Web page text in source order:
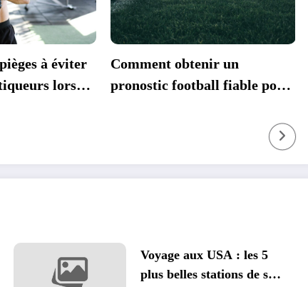
obtenir un
fiable pour
District Seine Maritime : Le
manuel complet des regles
Voyage aux USA : les 5
plus belles stations de ski